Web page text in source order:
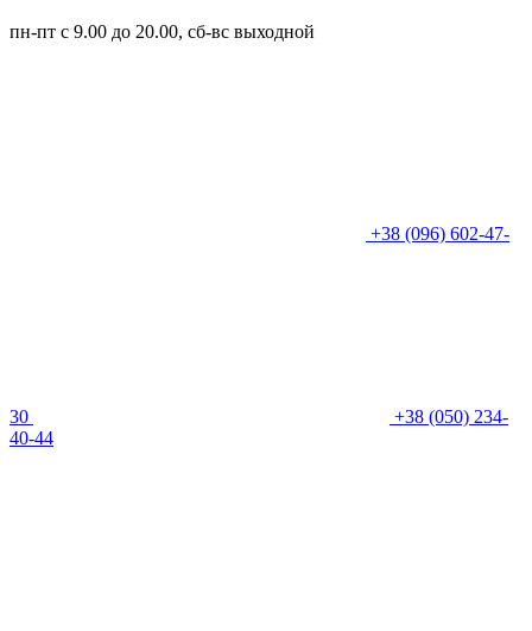
пн-пт с 9.00 до 20.00, сб-вс выходной
+38 (096) 602-47-
30
+38 (050) 234-
40-44